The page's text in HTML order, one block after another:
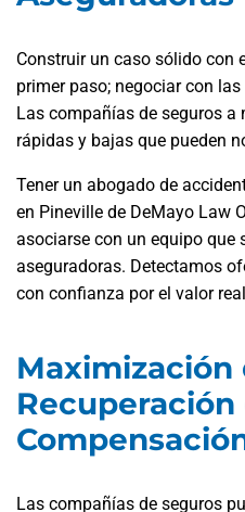
Construir un caso sólido con
primer paso; negociar con
Las compañías de seguros a
rápidas y bajas que pueden
Tener un abogado de
en Pineville de DeMayo Law
asociarse con un equipo que
aseguradoras. Detectamos
con confianza por el valor
Maximización
Recuperación
Las compañías de seguros